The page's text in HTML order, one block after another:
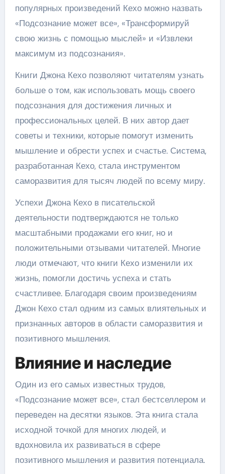
популярных произведений Кехо можно назвать
«Подсознание может все», «Трансформируй
свою жизнь с помощью мыслей» и «Извлеки
максимум из подсознания».
Книги Джона Кехо позволяют читателям узнать
больше о том, как использовать мощь своего
подсознания для достижения личных и
профессиональных целей. В них автор дает
советы и техники, которые помогут изменить
мышление и обрести успех и счастье. Система,
разработанная Кехо, стала инструментом
саморазвития для тысяч людей по всему миру.
Успехи Джона Кехо в писательской
деятельности подтверждаются не только
масштабными продажами его книг, но и
положительными отзывами читателей. Многие
люди отмечают, что книги Кехо изменили их
жизнь, помогли достичь успеха и стать
счастливее. Благодаря своим произведениям
Джон Кехо стал одним из самых влиятельных и
признанных авторов в области саморазвития и
позитивного мышления.
Влияние и наследие
Один из его самых известных трудов,
«Подсознание может все», стал бестселлером и
переведен на десятки языков. Эта книга стала
исходной точкой для многих людей, и
вдохновила их развиваться в сфере
позитивного мышления и развития потенциала.